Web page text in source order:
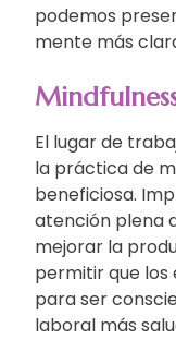
podemos
mente más
El lugar de
la práctica de
beneficiosa.
atención plena
mejorar la
permitir que los
para ser
laboral más